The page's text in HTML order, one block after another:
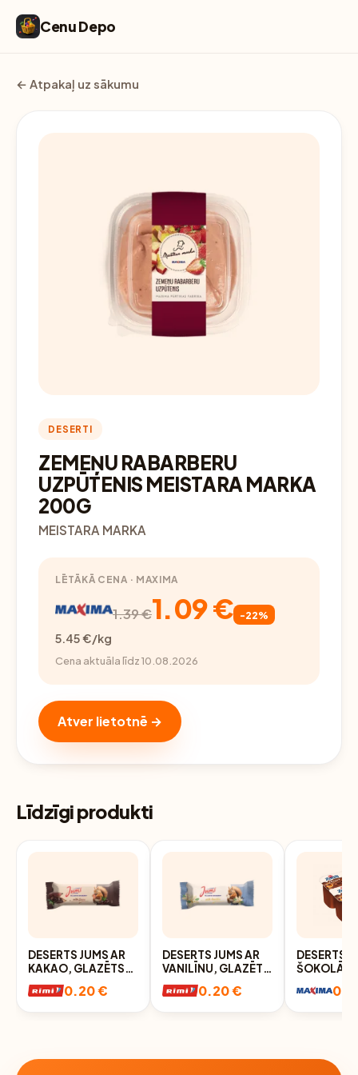
Cenu Depo
← Atpakaļ uz sākumu
DESERTI
ZEMEŅU RABARBERU
UZPŪTENIS MEISTARA MARKA
200G
MEISTARA MARKA
LĒTĀKĀ CENA · MAXIMA
1.39 €1.09 € -22%
5.45 €/kg
Cena aktuāla līdz 10.08.2026
Atver lietotnē →
Līdzīgi produkti
DESERTS JUMS AR
KAKAO, GLAZĒTS
38G
0.20 €
DESERTS JUMS AR
VANILĪNU, GLAZĒTS
38G
0.20 €
DESERTS